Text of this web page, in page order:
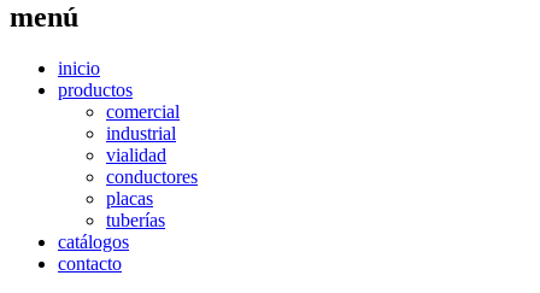
menú
inicio
productos
comercial
industrial
vialidad
conductores
placas
tuberías
catálogos
contacto